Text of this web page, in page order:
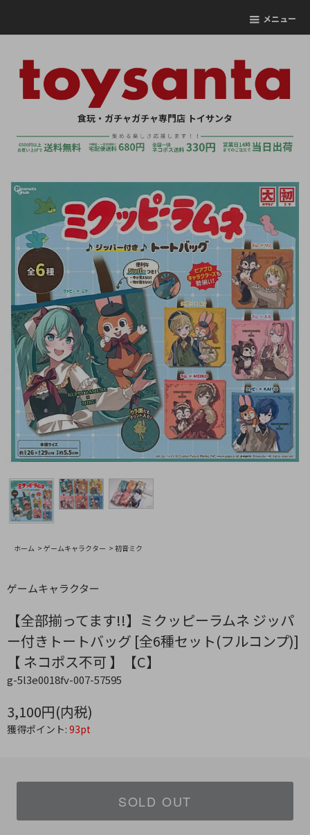
メニュー
食玩・ガチャガチャ専門店 トイサンタ
ホーム > ゲームキャラクター > 初音ミク
ゲームキャラクター
【全部揃ってます!!】ミクッピーラムネ ジッパ
ー付きトートバッグ [全6種セット(フルコンプ)]
【 ネコポス不可 】【C】
g-5l3e0018fv-007-57595
3,100円(内税)
獲得ポイント: 93pt
SOLD OUT